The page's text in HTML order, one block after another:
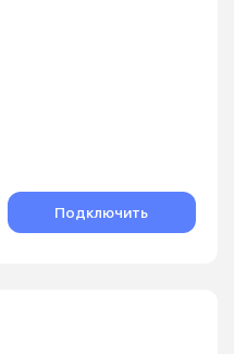
Подключить